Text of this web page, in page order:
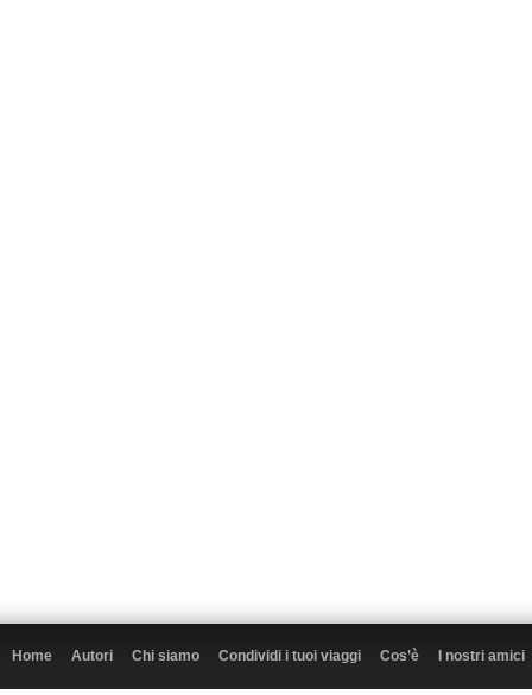
Home Autori Chi siamo Condividi i tuoi viaggi Cos’è I nostri amici